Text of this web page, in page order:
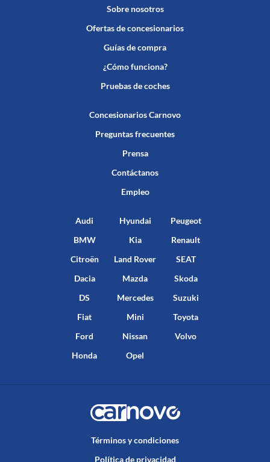
Sobre nosotros
Ofertas de concesionarios
Guías de compra
¿Cómo funciona?
Pruebas de coches
Concesionarios Carnovo
Preguntas frecuentes
Prensa
Contáctanos
Empleo
Audi
BMW
Citroën
Dacia
DS
Fiat
Ford
Honda
Hyundai
Kia
Land Rover
Mazda
Mercedes
Mini
Nissan
Opel
Peugeot
Renault
SEAT
Skoda
Suzuki
Toyota
Volvo
Términos y condiciones
Política de privacidad